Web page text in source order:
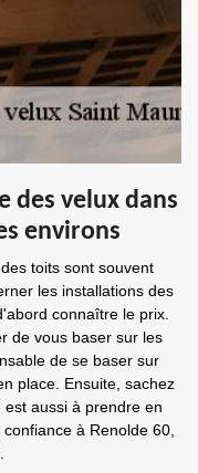
des velux dans
environs
toits sont souvent
les installations des
connaître le prix.
de vous baser sur les
de se baser sur
place. Ensuite, sachez
aussi à prendre en
à Renolde 60,